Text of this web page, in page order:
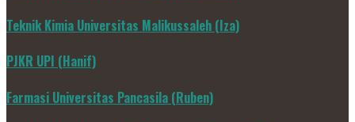
Teknik Kimia Universitas Malikussaleh (Iza)
PJKR UPI (Hanif)
Farmasi Universitas Pancasila (Ruben)